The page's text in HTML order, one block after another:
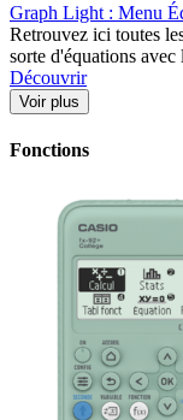
Graph Light : Menu
Retrouvez ici toutes
sorte d'équations
Découvrir
Voir plus
Fonctions